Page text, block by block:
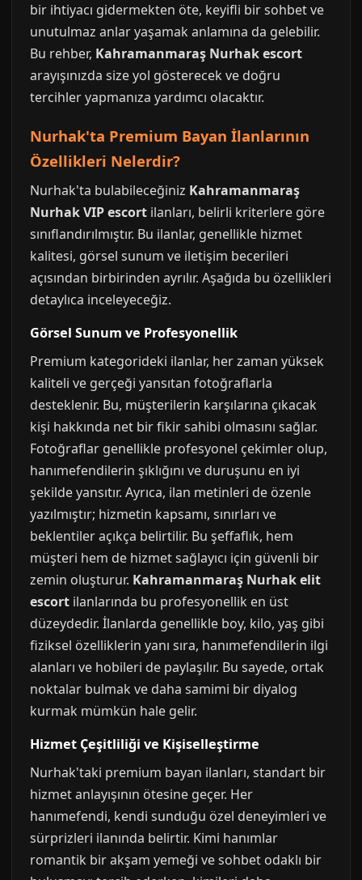
bir ihtiyacı gidermekten öte, keyifli bir sohbet ve
unutulmaz anlar yaşamak anlamına da gelebilir.
Bu rehber, Kahramanmaraş Nurhak escort
arayışınızda size yol gösterecek ve doğru
tercihler yapmanıza yardımcı olacaktır.
Nurhak'ta Premium Bayan İlanlarının
Özellikleri Nelerdir?
Nurhak'ta bulabileceğiniz Kahramanmaraş
Nurhak VIP escort ilanları, belirli kriterlere göre
sınıflandırılmıştır. Bu ilanlar, genellikle hizmet
kalitesi, görsel sunum ve iletişim becerileri
açısından birbirinden ayrılır. Aşağıda bu özellikleri
detaylıca inceleyeceğiz.
Görsel Sunum ve Profesyonellik
Premium kategorideki ilanlar, her zaman yüksek
kaliteli ve gerçeği yansıtan fotoğraflarla
desteklenir. Bu, müşterilerin karşılarına çıkacak
kişi hakkında net bir fikir sahibi olmasını sağlar.
Fotoğraflar genellikle profesyonel çekimler olup,
hanımefendilerin şıklığını ve duruşunu en iyi
şekilde yansıtır. Ayrıca, ilan metinleri de özenle
yazılmıştır; hizmetin kapsamı, sınırları ve
beklentiler açıkça belirtilir. Bu şeffaflık, hem
müşteri hem de hizmet sağlayıcı için güvenli bir
zemin oluşturur. Kahramanmaraş Nurhak elit
escort ilanlarında bu profesyonellik en üst
düzeydedir. İlanlarda genellikle boy, kilo, yaş gibi
fiziksel özelliklerin yanı sıra, hanımefendilerin ilgi
alanları ve hobileri de paylaşılır. Bu sayede, ortak
noktalar bulmak ve daha samimi bir diyalog
kurmak mümkün hale gelir.
Hizmet Çeşitliliği ve Kişiselleştirme
Nurhak'taki premium bayan ilanları, standart bir
hizmet anlayışının ötesine geçer. Her
hanımefendi, kendi sunduğu özel deneyimleri ve
sürprizleri ilanında belirtir. Kimi hanımlar
romantik bir akşam yemeği ve sohbet odaklı bir